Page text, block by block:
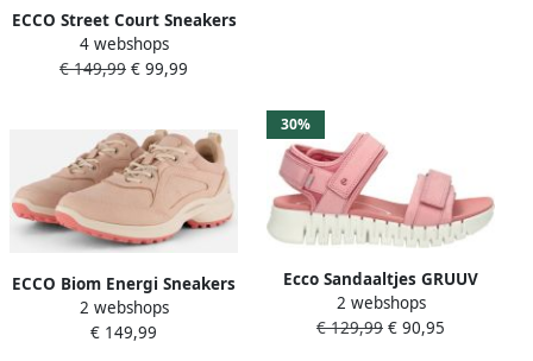
ECCO Street Court Sneakers
roze Leer Dames
4 webshops
€ 149,99 € 99,99
ECCO Biom Energi Sneakers
roze Nubuck
2 webshops
€ 149,99
30%
Ecco Sandaaltjes GRUUV
SOL W plateau
zomerschoen sandaal met
2 webshops
€ 129,99 € 90,95